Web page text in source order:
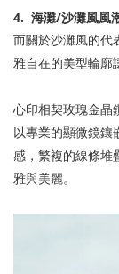
4. 海灘/沙灘風風
而關於沙灘風的代
雅自在的美型輪廓
心印相契玫瑰金晶
以專業的顯微鏡鑲
感，繁複的線條堆
雅與美麗。